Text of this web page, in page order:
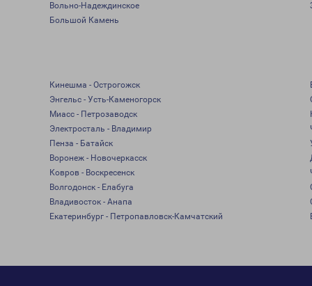
Вольно-Надеждинское
Большой Камень
Кинешма - Острогожск
Энгельс - Усть-Каменогорск
Миасс - Петрозаводск
Электросталь - Владимир
Пенза - Батайск
Воронеж - Новочеркасск
Ковров - Воскресенск
Волгодонск - Елабуга
Владивосток - Анапа
Екатеринбург - Петропавловск-Камчатский